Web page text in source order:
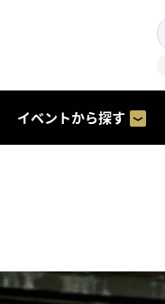
イベントから探す